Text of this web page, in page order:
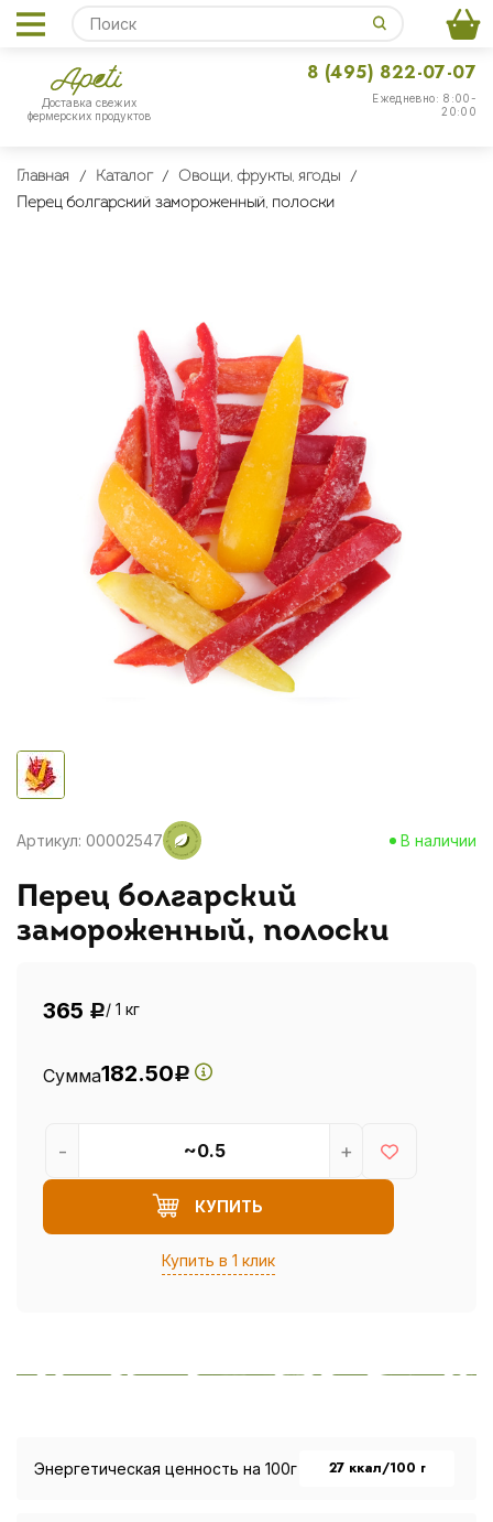
Доставка свежих
фермерских продуктов
Ежедневно: 8:00-
20:00
8 (495) 822-07-07
Главная Каталог
Овощи, фрукты, ягоды
Перец болгарский замороженный, полоски
Артикул: 00002547 В наличии
Перец болгарский
замороженный, полоски
365 Р/ 1 кг
Сумма182.50Р
КУПИТЬ
Купить в 1 клик
- +
Энергетическая ценность на 100г 27 ккал/100 г